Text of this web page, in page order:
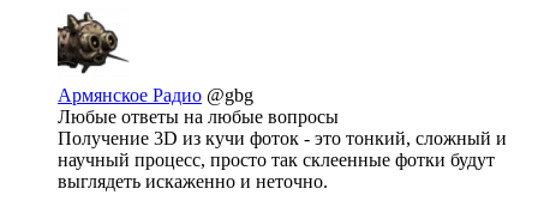
Армянское Радио @gbg
Любые ответы на любые вопросы
Получение 3D из кучи фоток - это тонкий, сложный и
научный процесс, просто так склеенные фотки будут
выглядеть искаженно и неточно.